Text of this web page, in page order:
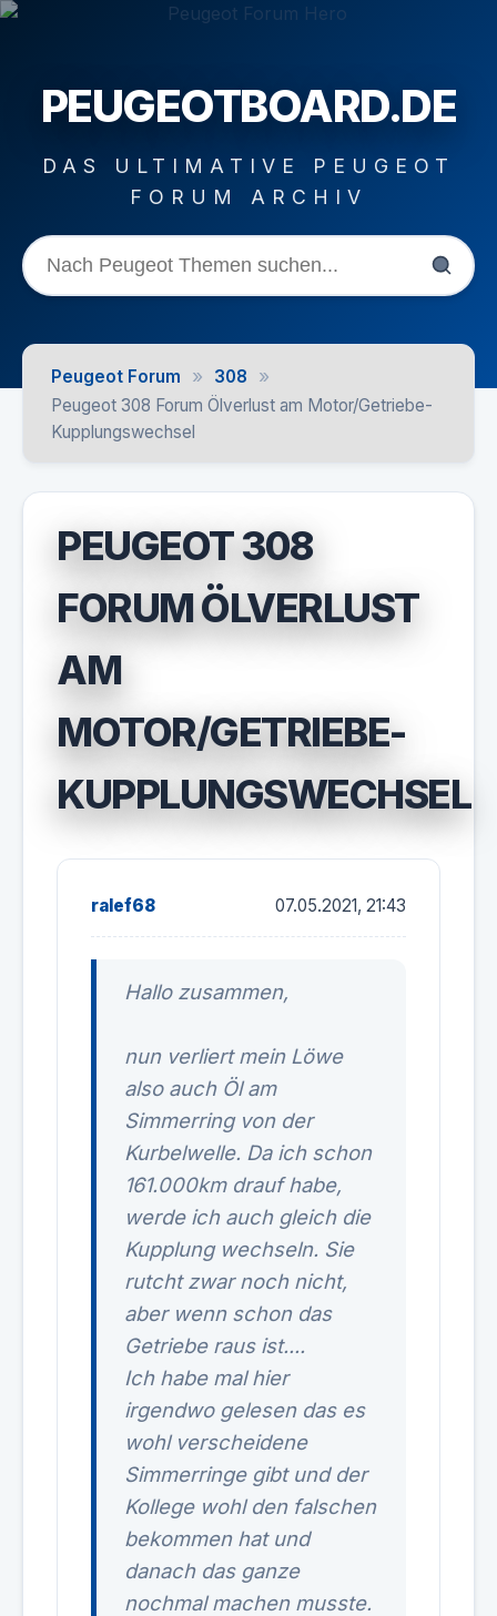
PEUGEOTBOARD.DE
DAS ULTIMATIVE PEUGEOT
FORUM ARCHIV
Peugeot Forum » 308 »
Peugeot 308 Forum Ölverlust am Motor/Getriebe-
Kupplungswechsel
PEUGEOT 308
FORUM ÖLVERLUST
AM
MOTOR/GETRIEBE-
KUPPLUNGSWECHSEL
ralef68 07.05.2021, 21:43
Hallo zusammen,
nun verliert mein Löwe
also auch Öl am
Simmerring von der
Kurbelwelle. Da ich schon
161.000km drauf habe,
werde ich auch gleich die
Kupplung wechseln. Sie
rutcht zwar noch nicht,
aber wenn schon das
Getriebe raus ist....
Ich habe mal hier
irgendwo gelesen das es
wohl verscheidene
Simmerringe gibt und der
Kollege wohl den falschen
bekommen hat und
danach das ganze
nochmal machen musste.